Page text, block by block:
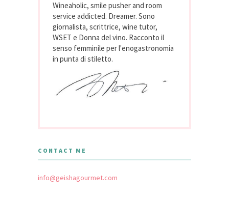
Wineaholic, smile pusher and room
service addicted. Dreamer. Sono
giornalista, scrittrice, wine tutor,
WSET e Donna del vino. Racconto il
senso femminile per l'enogastronomia
in punta di stiletto.
CONTACT ME
info@geishagourmet.com